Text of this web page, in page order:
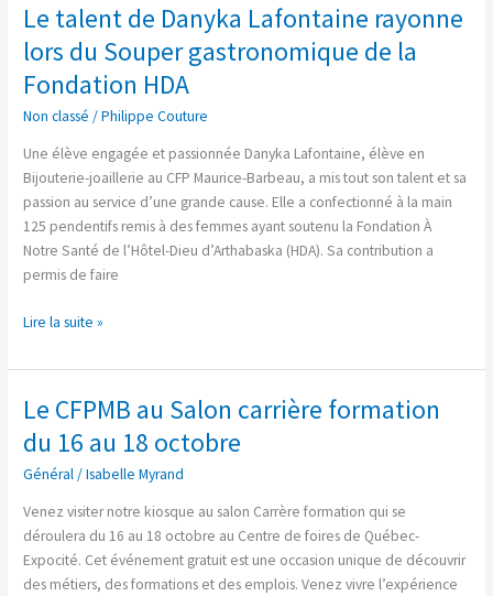
Le talent de Danyka Lafontaine rayonne
lors du Souper gastronomique de la
Fondation HDA
Non classé /Philippe Couture
Une élève engagée et passionnée Danyka Lafontaine, élève en
Bijouterie-joaillerie au CFP Maurice-Barbeau, a mis tout son talent et sa
passion au service d’une grande cause. Elle a confectionné à la main
125 pendentifs remis à des femmes ayant soutenu la Fondation À
Notre Santé de l’Hôtel-Dieu d’Arthabaska (HDA). Sa contribution a
permis de faire
rayonne
lors
du
Souper
gastronomique
de
la
Fondation
HDA
Lire la suite »
Le CFPMB au Salon carrière formation
du 16 au 18 octobre
Général/Isabelle Myrand
Venez visiter notre kiosque au salon Carrère formation qui se
déroulera du 16 au 18 octobre au Centre de foires de Québec-
Expocité. Cet événement gratuit est une occasion unique de découvrir
des métiers, des formations et des emplois. Venez vivre l’expérience
Le
au
Salon
formation